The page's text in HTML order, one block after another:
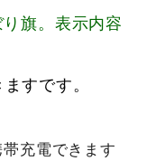
旗。表示内容
すです。
充電できます